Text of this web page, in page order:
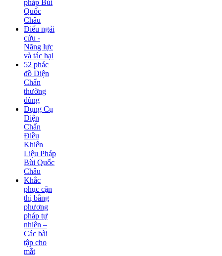
pháp Bùi
Quốc
Châu
Điếu ngải
cứu -
Năng lực
và tác hại
52 phác
đồ Diện
Chẩn
thường
dùng
Dụng Cụ
Diện
Chẩn
Điều
Khiển
Liệu Pháp
Bùi Quốc
Châu
Khắc
phục cận
thị bằng
phương
pháp tự
nhiên –
Các bài
tập cho
mắt